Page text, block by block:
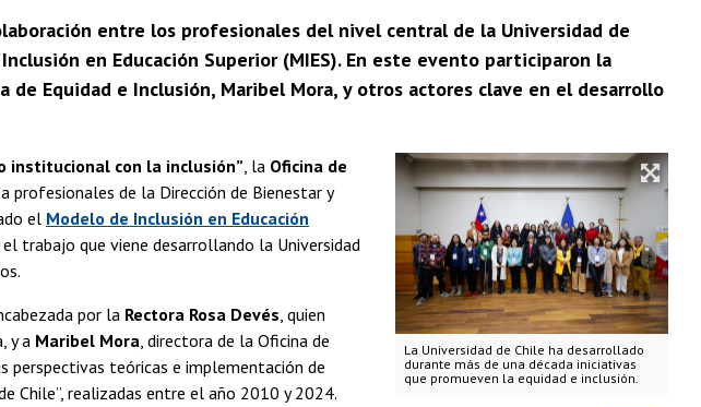
entre los profesionales del nivel central de la Universidad de
en Educación Superior (MIES). En este evento participaron la
de Equidad e Inclusión, Maribel Mora, y otros actores clave en el desarrollo
La Universidad de Chile ha desarrollado
durante más de una década iniciativas
que promueven la equidad e inclusión.
institucional con la inclusión” , la Oficina de
profesionales de la Dirección de Bienestar y
el Modelo de Inclusión en Educación
trabajo que viene desarrollando la Universidad
por la Rectora Rosa Devés , quien
y a Maribel Mora , directora de la Oficina de
perspectivas teóricas e implementación de
Chile”, realizadas entre el año 2010 y 2024.